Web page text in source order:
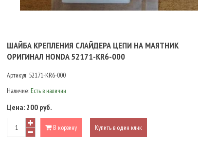
ШАЙБА КРЕПЛЕНИЯ СЛАЙДЕРА ЦЕПИ НА МАЯТНИК
ОРИГИНАЛ HONDA 52171-KR6-000
Артикул: 52171-KR6-000
Наличие: Есть в наличии
Цена: 200 руб.
В корзину Купить в один клик